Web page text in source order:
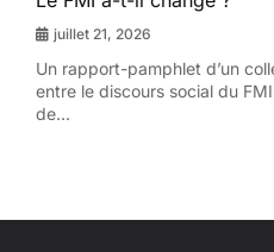
juillet 21, 2026
Un rapport-pamphlet d’un
entre le discours social du
de...